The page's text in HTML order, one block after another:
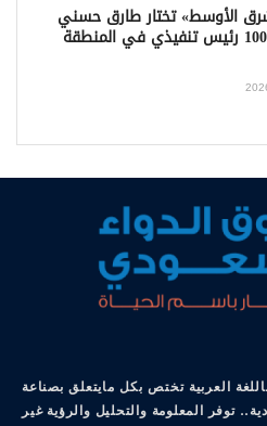
الأوسط» تختار طارق حسني
ضمن أقوى 100 رئيس تنفيذي في المنطقة
العربية تختص بكل مايتعلق بصناعة
توفر المعلومة والتحليل والرؤية غير